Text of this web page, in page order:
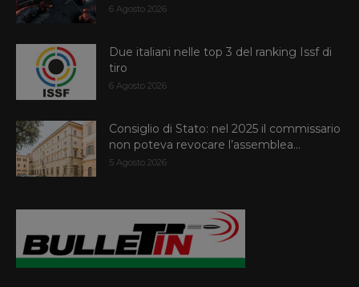
6 Agosto 2026
Due italiani nelle top 3 del ranking Issf di
tiro
6 Agosto 2026
Consiglio di Stato: nel 2025 il commissario
non poteva revocare l’assemblea...
5 Agosto 2026